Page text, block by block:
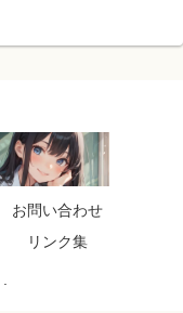
お問い合わせ
リンク集